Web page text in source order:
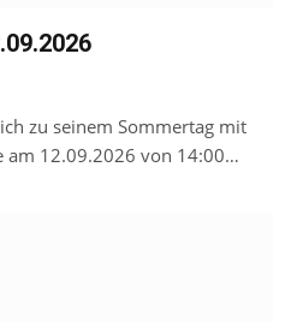
zu seinem Sommertag mit
am 12.09.2026 von 14:00…